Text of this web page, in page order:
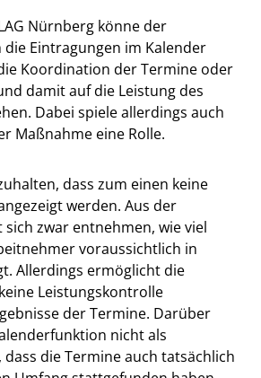
Nürnberg könne der
Eintragungen im Kalender
Koordination der Termine oder
damit auf die Leistung des
Dabei spiele allerdings auch
Maßnahme eine Rolle.
dass zum einen keine
werden. Aus der
zwar entnehmen, wie viel
voraussichtlich in
Allerdings ermöglicht die
Leistungskontrolle
der Termine. Darüber
nicht als
die Termine auch tatsächlich